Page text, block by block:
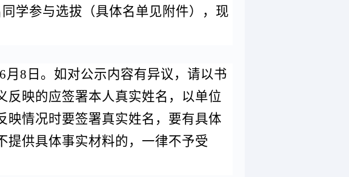
学参与选拔（具体名单见附件），现
月8日。如对公示内容有异议，请以书
反映的应签署本人真实姓名，以单位
映情况时要签署真实姓名，要有具体
提供具体事实材料的，一律不予受